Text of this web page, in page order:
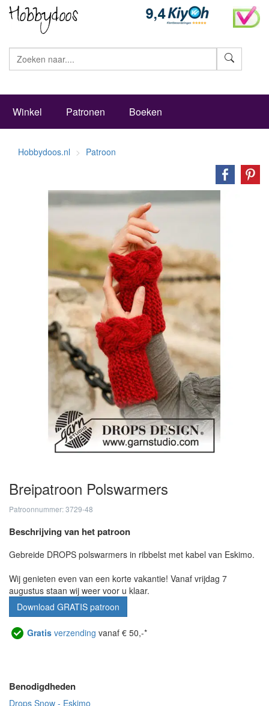
Winkel Patronen Boeken
Hobbydoos.nl Patroon
Breipatroon Polswarmers
Patroonnummer: 3729-48
Beschrijving van het patroon
Gebreide DROPS polswarmers in ribbelst met kabel van Eskimo.
Wij genieten even van een korte vakantie! Vanaf vrijdag 7
augustus staan wij weer voor u klaar.
Download GRATIS patroon
Gratis verzending vanaf € 50,-*
Benodigdheden
Drops Snow - Eskimo